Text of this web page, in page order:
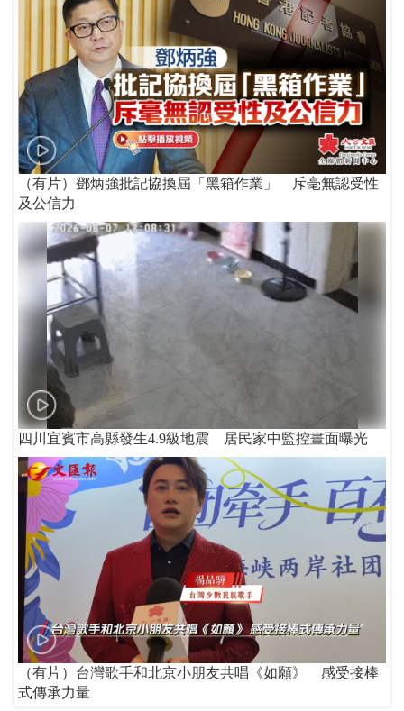
（有片）鄧炳強批記協換屆「黑箱作業」 斥毫無認受性
及公信力
四川宜賓市高縣發生4.9級地震 居民家中監控畫面曝光
（有片）台灣歌手和北京小朋友共唱《如願》 感受接棒
式傳承力量